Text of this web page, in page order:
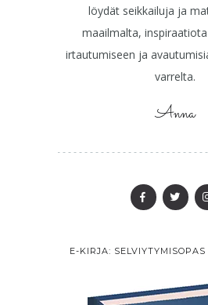
löydät seikkailuja ja
maailmalta,
irtautumiseen ja
varrelta.
Anna
E-KIRJA: